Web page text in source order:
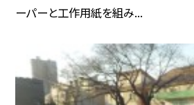
ーパーと工作用紙を組み...